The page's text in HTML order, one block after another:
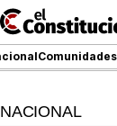
Ir
al
contenido
Comunidades
NACIONAL